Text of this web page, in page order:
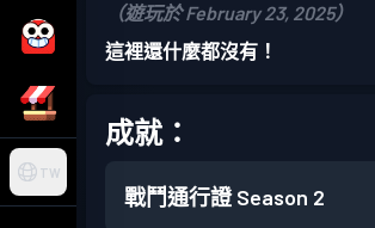
TW
（遊玩於 February 23, 2025）
這裡還什麼都沒有！
成就：
戰鬥通行證 Season 2